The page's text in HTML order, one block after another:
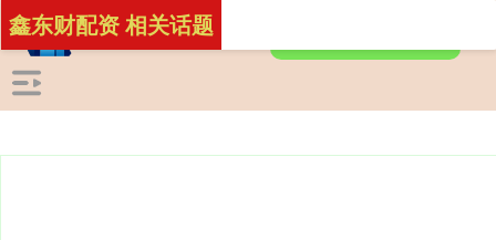
鑫东财配资 相关话题